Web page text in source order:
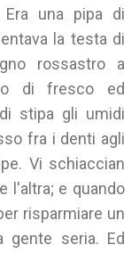
Era una pipa di
la testa di
rossastro a
di fresco ed
stipa gli umidi
fra i denti agli
Vi schiaccian
l'altra; e quando
risparmiare un
gente seria. Ed